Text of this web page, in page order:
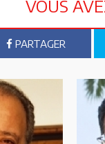
VOUS
PARTAGER